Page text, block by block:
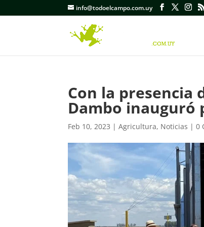
info@todoelcampo.com.uy
Con la presencia
Dambo inauguró
Feb 10, 2023 |Agricultura, Noticias |0